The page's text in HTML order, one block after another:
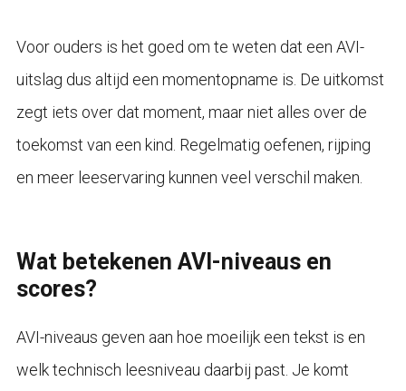
Voor ouders is het goed om te weten dat een AVI-
uitslag dus altijd een momentopname is. De uitkomst
zegt iets over dat moment, maar niet alles over de
toekomst van een kind. Regelmatig oefenen, rijping
en meer leeservaring kunnen veel verschil maken.
Wat betekenen AVI-niveaus en
scores?
AVI-niveaus geven aan hoe moeilijk een tekst is en
welk technisch leesniveau daarbij past. Je komt